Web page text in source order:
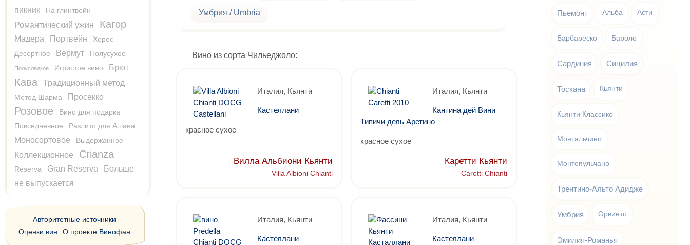
Умбрия / Umbria
Вино из сорта Чильеджоло:
Италия, Кьянти
Кастеллани
красное сухое
Вилла Альбиони Кьянти
Villa Albioni Chianti
Италия, Кьянти
Кантина дей Вини
Типичи дель Аретино
красное сухое
Каретти Кьянти
Caretti Chianti
Италия, Кьянти
Кастеллани
Италия, Кьянти
Кастеллани
пикник
На глинтвейн
Романтический ужин Кагор
Мадера Портвейн
Херес
Десертное
Вермут Полусухое
Полусладкое Игристое вино Брют
Кава Традиционный метод
Метод Шарма Просекко
Розовое
Вино для подарка
Повседневное
Разлито для Ашана
Моносортовое Выдержанное
Коллекционное Crianza
Reserva Gran Reserva
Больше
не выпускается
Авторитетные источники
Оценки вин
О проекте Винофан
Пьемонт Альба Асти
Барбареско Бароло
Сардиния Сицилия
Тоскана Кьянти
Кьянти Классико
Монтальчино
Монтепульчано
Трентино-Альто Адидже
Умбрия Орвието
Эмилия-Романья